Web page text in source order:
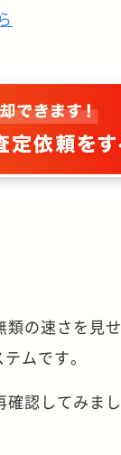
の速さを見
ムです。
認してみまし